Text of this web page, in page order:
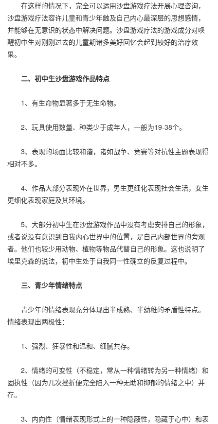
在这样的情况下，完全可以运用沙盘游戏疗法开展心理咨询，
沙盘游戏疗法容许儿童和青少年触及自己内心最深层的思想感情，
并能够在无意识的状态中解决问题。沙盘游戏疗法的游戏成分对唤
醒初中生对刚刚过去的儿童期诸多美好回忆会起到较好的治疗效
果。
二、初中生沙盘游戏作品特点
1、有生命物显著多于无生命物。
2、玩具使用数量、种类少于成年人，一般为19-38个。
3、表现的场面比较和谐，诸如战争、竞赛等对抗性主题表现得
相对不多。
4、作品大部分表现外在世界，男生更细化表现社会生活，女生
更细化表现家庭及其环境。
5、大部分初中生在沙盘游戏作品中没有考虑安排自己的形象，
或者说没有意识到自我内心世界中的位置，是自己内部世界的旁观
者。他们也较少用动物、植物等物品代替自己的形象。这也说明了
埃里克森的说法，初中生处于自我同一性确立的反复过程中。
三、青少年情绪特点
青少年的情绪表现充分体现出半成熟、半幼稚的矛盾性特点。
情绪表现出两极性：
1、强烈、狂暴性和温和、细腻共存。
2、情绪的可变性（不稳定，常从一种情绪转为另一种情绪）和
固执性（因为几次挫折便完全陷入一种无助和抑郁的情绪之中）并
存。
3、内向性（情绪表现形式上的一种隐蔽性，隐藏于心中）和表